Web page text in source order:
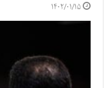
۱۴۰۲/۰۱/۱۵